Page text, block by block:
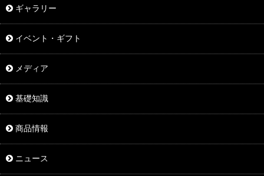
ギャラリー
イベント・ギフト
メディア
基礎知識
商品情報
ニュース